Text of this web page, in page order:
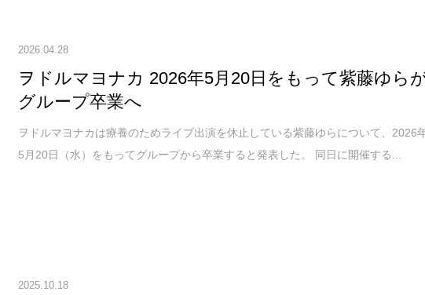
2026.04.28
ヲドルマヨナカ 2026年5月20日をもって紫藤ゆら
グループ卒業へ
ヲドルマヨナカは療養のためライブ出演を休止している紫藤ゆらについて、2026
5月20日（水）をもってグループから卒業すると発表した。 同日に開催する...
2025.10.18